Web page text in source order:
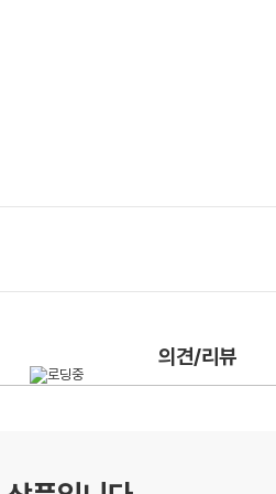
의견/리뷰